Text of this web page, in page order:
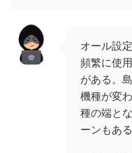
オール設
頻繁に使
がある。
機種が変
種の端と
ーンもある